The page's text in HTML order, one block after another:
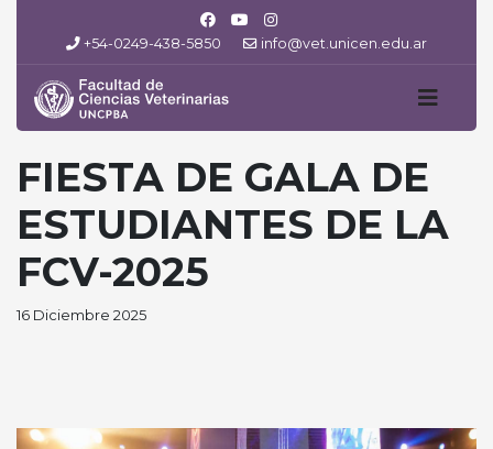
+54-0249-438-5850 info@vet.unicen.edu.ar
FIESTA DE GALA DE
ESTUDIANTES DE LA
FCV-2025
16 Diciembre 2025